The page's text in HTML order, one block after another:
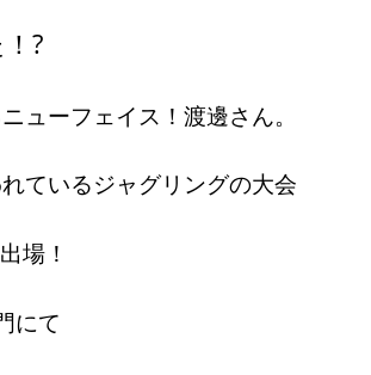
?
ューフェイス！渡邊さん。
ているジャグリングの大会
場！
にて